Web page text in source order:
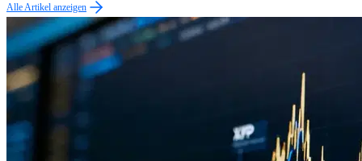
Alle Artikel anzeigen